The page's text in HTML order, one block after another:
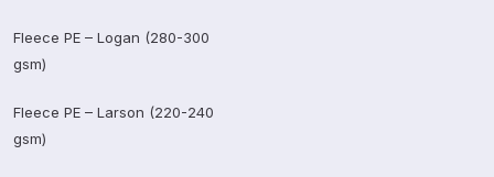
Fleece PE – Logan (280-300
gsm)
Fleece PE – Larson (220-240
gsm)